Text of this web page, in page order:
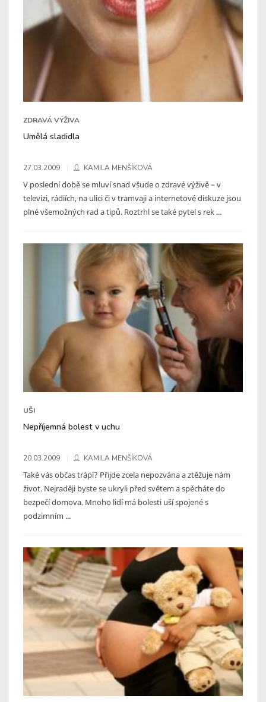
ZDRAVÁ VÝŽIVA
Umělá sladidla
27.03.2009 KAMILA MENŠÍKOVÁ
V poslední době se mluví snad všude o zdravé výživě – v
televizi, rádiích, na ulici či v tramvaji a internetové diskuze jsou
plné všemožných rad a tipů. Roztrhl se také pytel s rek ...
UŠI
Nepříjemná bolest v uchu
20.03.2009 KAMILA MENŠÍKOVÁ
Také vás občas trápí? Přijde zcela nepozvána a ztěžuje nám
život. Nejraději byste se ukryli před světem a spěcháte do
bezpečí domova. Mnoho lidí má bolesti uší spojené s
podzimním ...